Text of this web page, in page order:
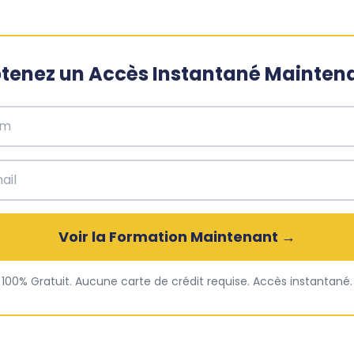
un Accès Instantané
Voir la Formation Maintenant →
100% Gratuit. Aucune carte de crédit requise. Accès instantané.